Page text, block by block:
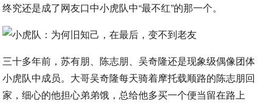
终究还是成了网友口中小虎队中“最不红”的那一个。
三十多年前，苏有朋、陈志朋、吴奇隆还是现象级偶像团体
小虎队中成员。大哥吴奇隆每天骑着摩托载顺路的陈志朋回
家，细心的他担心弟弟饿，总给他多买一个便当留在路上